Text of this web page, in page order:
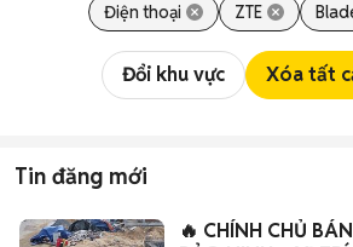
Điện thoại ZTE
Đổi khu vực Xóa tất
Tin đăng mới
🔥 CHÍNH CHỦ